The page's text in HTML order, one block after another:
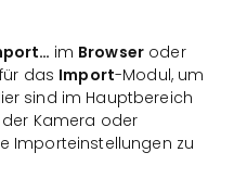
im Browser oder
das Import-Modul, um
sind im Hauptbereich
Kamera oder
Importeinstellungen zu